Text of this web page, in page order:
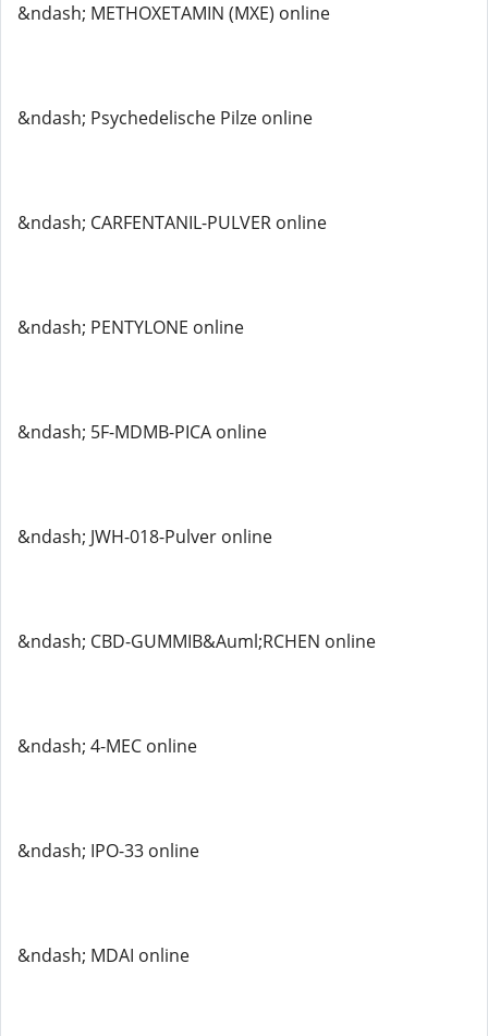
&ndash; METHOXETAMIN (MXE) online
&ndash; Psychedelische Pilze online
&ndash; CARFENTANIL-PULVER online
&ndash; PENTYLONE online
&ndash; 5F-MDMB-PICA online
&ndash; JWH-018-Pulver online
&ndash; CBD-GUMMIB&Auml;RCHEN online
&ndash; 4-MEC online
&ndash; IPO-33 online
&ndash; MDAI online